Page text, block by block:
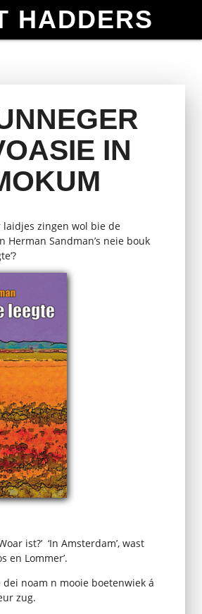
HADDERS
IN
zingen wol bie de
Herman Sandman’s neie bouk
ist?’ ‘In Amsterdam’, wast
en Lommer’.
dei noam n mooie boetenwiek á
zug.